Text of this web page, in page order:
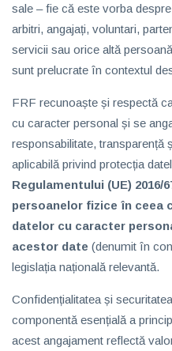
sale – fie că este vorba
arbitri, angajați, voluntari,
servicii sau orice altă
sunt prelucrate în contextul
FRF recunoaște și respectă
cu caracter personal și se
responsabilitate, transparență
aplicabilă privind protecția
Regulamentului (UE) 2016/
persoanelor fizice în ceea
datelor cu caracter
acestor date (denumit în
legislația națională relevantă.
Confidențialitatea și
componentă esențială a
acest angajament reflectă